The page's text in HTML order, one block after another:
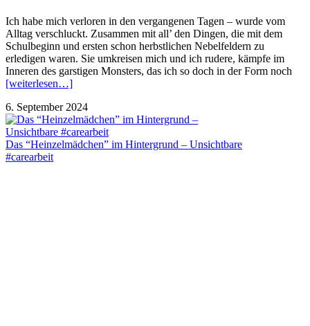
Ich habe mich verloren in den vergangenen Tagen – wurde vom
Alltag verschluckt. Zusammen mit all’ den Dingen, die mit dem
Schulbeginn und ersten schon herbstlichen Nebelfeldern zu
erledigen waren. Sie umkreisen mich und ich rudere, kämpfe im
Inneren des garstigen Monsters, das ich so doch in der Form noch
[weiterlesen…]
6. September 2024
Das “Heinzelmädchen” im Hintergrund – Unsichtbare
#carearbeit